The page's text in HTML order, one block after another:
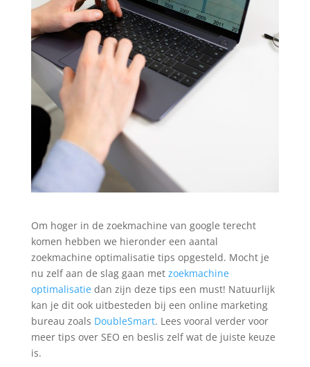
Om hoger in de zoekmachine van google terecht
komen hebben we hieronder een aantal
zoekmachine optimalisatie tips opgesteld. Mocht je
nu zelf aan de slag gaan met zoekmachine
optimalisatiedan zijn deze tips een must! Natuurlijk
kan je dit ook uitbesteden bij een online marketing
bureau zoals DoubleSmart. Lees vooral verder voor
meer tips over SEO en beslis zelf wat de juiste keuze
is.